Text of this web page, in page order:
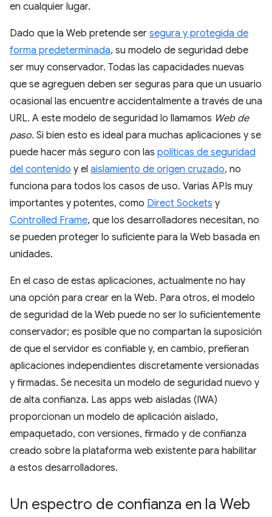
en cualquier lugar.
Dado que la Web pretende ser segura y protegida de
forma predeterminada, su modelo de seguridad debe
ser muy conservador. Todas las capacidades nuevas
que se agreguen deben ser seguras para que un usuario
ocasional las encuentre accidentalmente a través de una
URL. A este modelo de seguridad lo llamamos Web de
paso. Si bien esto es ideal para muchas aplicaciones y se
puede hacer más seguro con las políticas de seguridad
del contenido y el aislamiento de origen cruzado, no
funciona para todos los casos de uso. Varias APIs muy
importantes y potentes, como Direct Sockets y
Controlled Frame, que los desarrolladores necesitan, no
se pueden proteger lo suficiente para la Web basada en
unidades.
En el caso de estas aplicaciones, actualmente no hay
una opción para crear en la Web. Para otros, el modelo
de seguridad de la Web puede no ser lo suficientemente
conservador; es posible que no compartan la suposición
de que el servidor es confiable y, en cambio, prefieran
aplicaciones independientes discretamente versionadas
y firmadas. Se necesita un modelo de seguridad nuevo y
de alta confianza. Las apps web aisladas (IWA)
proporcionan un modelo de aplicación aislado,
empaquetado, con versiones, firmado y de confianza
creado sobre la plataforma web existente para habilitar
a estos desarrolladores.
Un espectro de confianza en la Web